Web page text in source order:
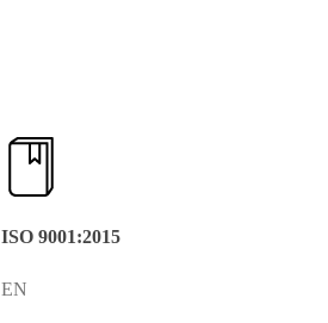
ISO 9001:2015
EN